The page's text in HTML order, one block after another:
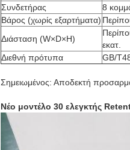
Συνδετήρας
8
Βάρος (χωρίς εξαρτήματα)
Διάσταση (W×D×H)
εκατ.
Διεθνή πρότυπα
GB/
Σημειωμένος: Αποδεκτή
Νέο μοντέλο 30 ελεγκτής